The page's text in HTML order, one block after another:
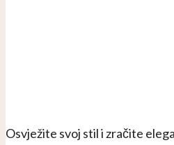
Osvježite svoj stil i zračite